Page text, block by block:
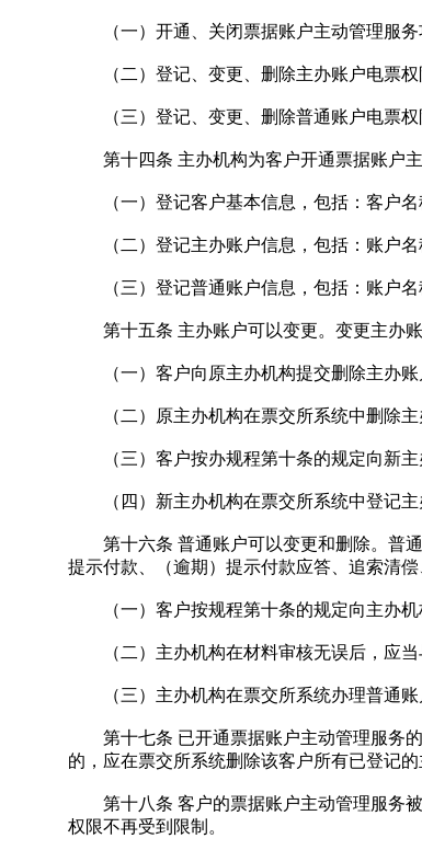
（一）开通、关闭票据账户主动管理服务
（二）登记、变更、删除主办账户电票权
（三）登记、变更、删除普通账户电票权
第十四条 主办机构为客户开通票据账户主
（一）登记客户基本信息，包括：客户名
（二）登记主办账户信息，包括：账户名
（三）登记普通账户信息，包括：账户名
第十五条 主办账户可以变更。变更主办账
（一）客户向原主办机构提交删除主办账
（二）原主办机构在票交所系统中删除主
（三）客户按办规程第十条的规定向新主
（四）新主办机构在票交所系统中登记主
第十六条 普通账户可以变更和删除。普通
提示付款、（逾期）提示付款应答、追索清
（一）客户按规程第十条的规定向主办机
（二）主办机构在材料审核无误后，应当
（三）主办机构在票交所系统办理普通账
第十七条 已开通票据账户主动管理服务的
的，应在票交所系统删除该客户所有已登记的
第十八条 客户的票据账户主动管理服务被
权限不再受到限制。